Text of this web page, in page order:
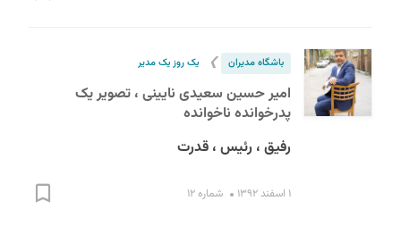
باشگاه مدیران ❯ یک روز یک مدیر
امیر حسین سعیدی نایینی ، تصویر یک
پدرخوانده ناخوانده
رفیق ، رئیس ، قدرت
۱ اسفند ۱۳۹۲ شماره ۱۲